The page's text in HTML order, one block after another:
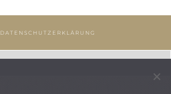
DATENSCHUTZERKLÄRUNG